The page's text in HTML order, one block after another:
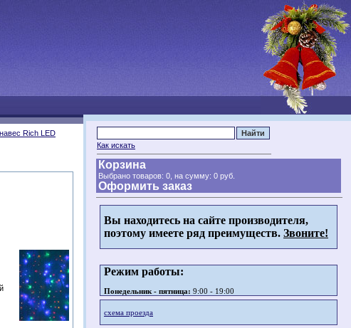
Rich LED
Как искать
Корзина
Выбрано товаров: 0, на сумму: 0 руб.
Оформить заказ
Вы находитесь на сайте производителя,
поэтому имеете ряд преимуществ. Звоните!
Режим работы:
Понедельник - пятница: 9:00 - 19:00
схема проезда